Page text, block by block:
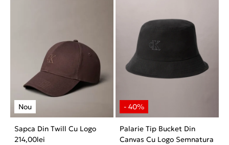
Sapca Din Twill Cu Logo
214,00lei
Palarie Tip Bucket Din
Canvas Cu Logo Semnatura